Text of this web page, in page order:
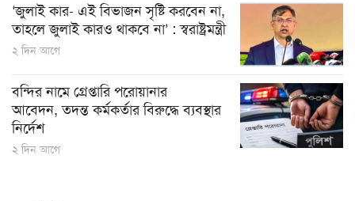
‘জুলাই কার- এই বিভাজন সৃষ্টি করবেন না,
তাহলে জুলাই কারও থাকবে না’ : স্বরাষ্ট্রমন্ত্রী
২ দিন আগে
বন্দির নামে গ্রেপ্তারি পরোয়ানার
আবেদন, তদন্ত কর্মকর্তার বিরুদ্ধে ব্যবস্থার
নির্দেশ
২ দিন আগে